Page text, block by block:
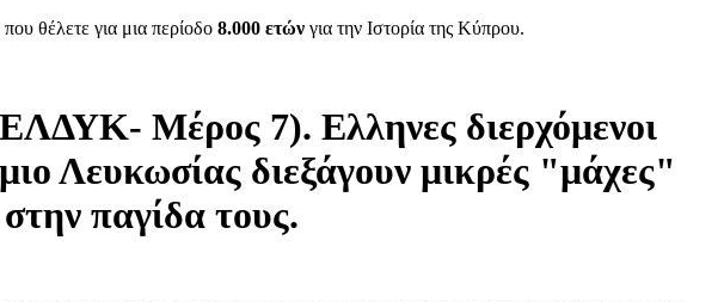
θέλετε για μια περίοδο 8.000 ετών για την Ιστορία της Κύπρου.
Μέρος 7). Ελληνες διερχόμενοι
Λευκωσίας διεξάγουν μικρές "μάχες"
παγίδα τους.